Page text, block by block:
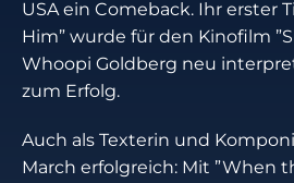
USA ein Comeback. Ihr erster
Him” wurde für den Kinofilm
Whoopi Goldberg neu
zum Erfolg.
Auch als Texterin und
March erfolgreich: Mit ”When